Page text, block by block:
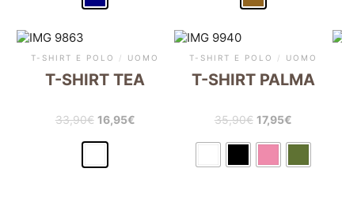
T-SHIRT E POLO / UOMO
T-SHIRT TEA
33,90€ 16,95€
T-SHIRT E POLO / UOMO
T-SHIRT PALMA
35,90€ 17,95€